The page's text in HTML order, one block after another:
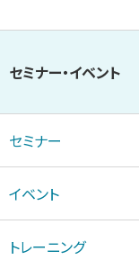
セミナー・イベント
セミナー
イベント
トレーニング